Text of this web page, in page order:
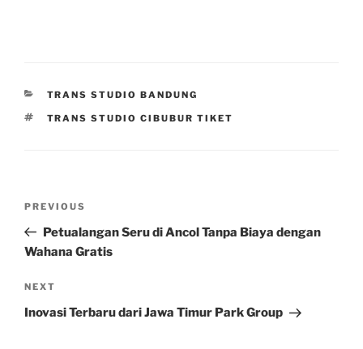
CATEGORIES
TRANS STUDIO BANDUNG
TAGS
TRANS STUDIO CIBUBUR TIKET
Previous
Post
PREVIOUS
Petualangan Seru di Ancol Tanpa Biaya dengan
Wahana Gratis
Next
Post
NEXT
Inovasi Terbaru dari Jawa Timur Park Group